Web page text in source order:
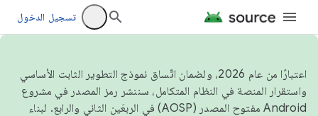
تسجيل الدخول
اعتبارًا من عام 2026، ولضمان اتّساق نموذج التطوير الثابت الأساسي
واستقرار المنصة في النظام المتكامل، سننشر رمز المصدر في مشروع
Android مفتوح المصدر (AOSP) في الربعَين الثاني والرابع. لبناء